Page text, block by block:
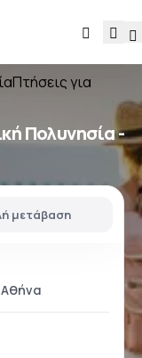
Πτήσεις για
Πολυνησία -
μετάβαση